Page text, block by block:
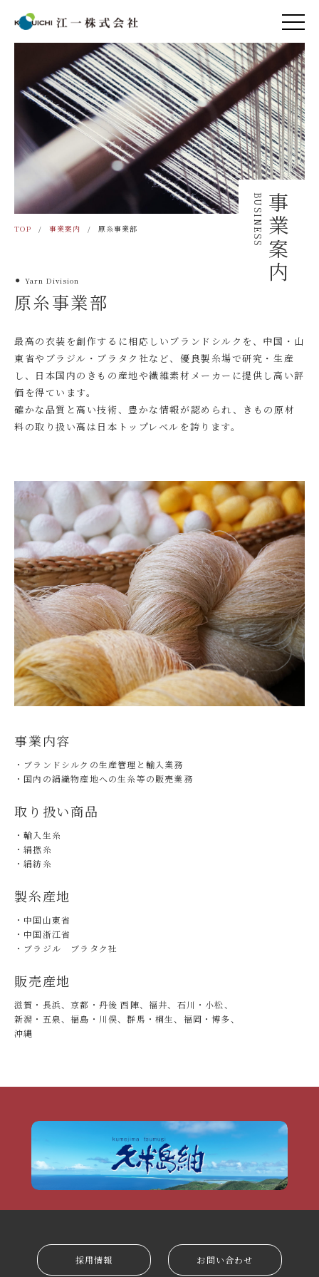
事業案内
BUSINESS
TOP 事業案内 原糸事業部
● Yarn Division
原糸事業部
最高の衣装を創作するに相応しいブランドシルクを、中国・山
東省やブラジル・ブラタク社など、優良製糸場で研究・生産
し、日本国内のきもの産地や繊維素材メーカーに提供し高い評
価を得ています。
確かな品質と高い技術、豊かな情報が認められ、きもの原材
料の取り扱い高は日本トップレベルを誇ります。
事業内容
・ブランドシルクの生産管理と輸入業務
・国内の絹織物産地への生糸等の販売業務
取り扱い商品
・輸入生糸
・絹撚糸
・絹紡糸
製糸産地
・中国山東省
・中国浙江省
・ブラジル ブラタク社
販売産地
滋賀・長浜、京都・丹後 西陣、福井、石川・小松、
新潟・五泉、福島・川俣、群馬・桐生、福岡・博多、
沖縄
採用情報 お問い合わせ